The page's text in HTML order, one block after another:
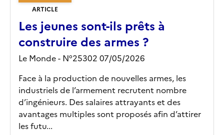
ARTICLE
Les jeunes sont-ils prêts à
construire des armes ?
Le Monde - N°25302 07/05/2026
Face à la production de nouvelles armes, les
industriels de l’armement recrutent nombre
d’ingénieurs. Des salaires attrayants et des
avantages multiples sont proposés afin d’attirer
les futu...